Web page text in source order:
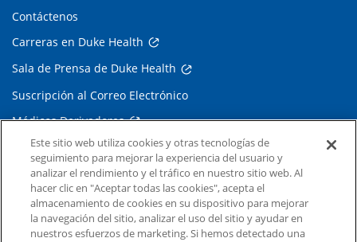
Contáctenos
Carreras en Duke Health
Sala de Prensa de Duke Health
Suscripción al Correo Electrónico
Médicos Derivadores
Enlaces relacionados
Duke Cancer Institute
Duke Children's
Este sitio web utiliza cookies y otras tecnologías de
seguimiento para mejorar la experiencia del usuario y
analizar el rendimiento y el tráfico en nuestro sitio web. Al
hacer clic en "Aceptar todas las cookies", acepta el
almacenamiento de cookies en su dispositivo para mejorar
la navegación del sitio, analizar el uso del sitio y ayudar en
nuestros esfuerzos de marketing. Si hemos detectado una